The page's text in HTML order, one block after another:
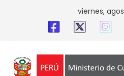
viernes,